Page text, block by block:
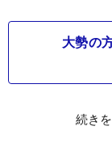
大勢の
続き